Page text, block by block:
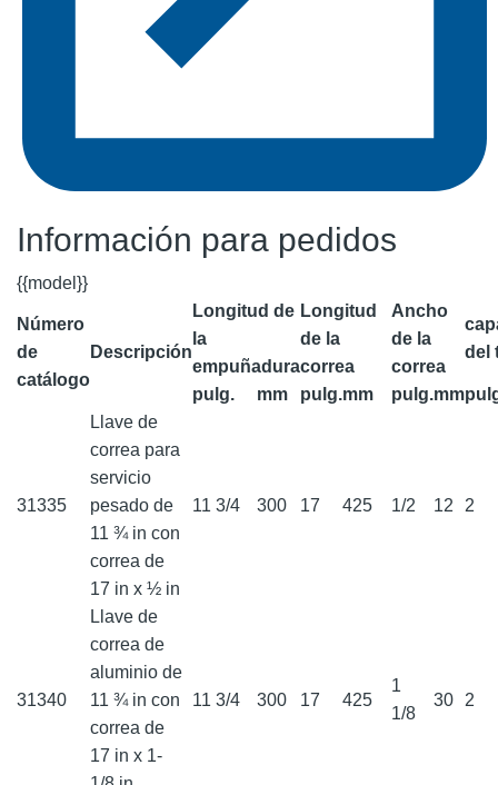
Información para pedidos
{{model}}
Número
de
catálogo
Descripción
Longitud de
la
empuñadura
Longitud
de la
correa
Ancho
de la
correa
del
pulg. mm pulg.mm pulg.mm
31335
Llave de
correa para
servicio
pesado de
11 ¾ in con
correa de
17 in x ½ in
11 3/4 300 17 425 1/2 12 2
31340
Llave de
correa de
aluminio de
11 ¾ in con
correa de
17 in x 1-
11 3/4 300 17 425
1
1/8
30 2